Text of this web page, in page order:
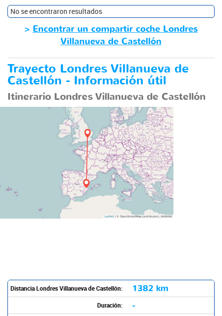
No se encontraron resultados
> Encontrar un compartir coche Londres
Villanueva de Castellón
Trayecto Londres Villanueva de
Castellón - Información útil
Itinerario Londres Villanueva de Castellón
Distancia Londres Villanueva de Castellón: 1382 km
Duración: -